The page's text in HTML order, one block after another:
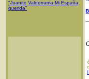
"Juanito Valderrama:Mi España
querida"
¿